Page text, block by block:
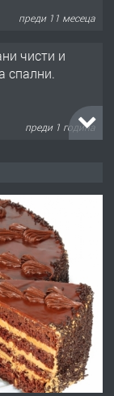
преди 11 месеца
чисти и
спални.
преди 1 година
преди 1 година
на Ангел
преди 1 година
детайли за